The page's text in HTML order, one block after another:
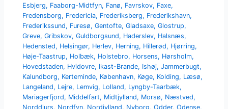
Esbjerg, Faaborg-Midtfyn, Fanø, Favrskov, Faxe,
Fredensborg, Fredericia, Frederiksberg, Frederikshavn,
Frederikssund, Furesø,Gentofte,Gladsaxe,Glostrup,
Greve,Gribskov,Guldborgsund, Haderslev, Halsnæs,
Hedensted, Helsingør, Herlev, Herning, Hillerød, Hjørring,
Høje-Taastrup, Holbæk, Holstebro, Horsens, Hørsholm,
Hovedstaden, Hvidovre, Ikast-Brande, Ishøj,Jammerbugt,
Kalundborg, Kerteminde, København, Køge, Kolding, Læsø,
Langeland, Lejre, Lemvig, Lolland, Lyngby-Taarbæk,
Mariagerfjord, Middelfart, Midtjylland, Morsø, Næstved,
Norddjurs, Nordfyn, Nordjylland, Nyborg,Odder,Odense,